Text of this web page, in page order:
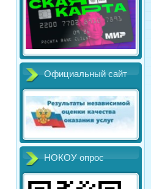
Официальный сайт
НОКОУ опрос